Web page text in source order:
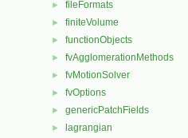
► fileFormats
► finiteVolume
► functionObjects
► fvAgglomerationMethods
► fvMotionSolver
► fvOptions
► genericPatchFields
► lagrangian